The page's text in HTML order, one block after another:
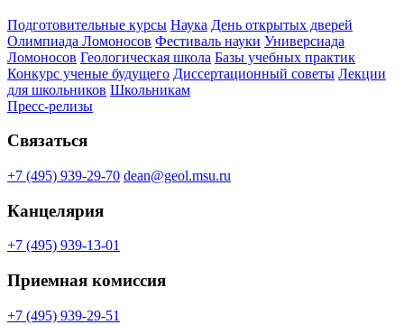
Подготовительные курсы Наука День открытых дверей
Олимпиада Ломоносов Фестиваль науки Универсиада
Ломоносов Геологическая школа Базы учебных практик
Конкурс ученые будущего Диссертационный советы Лекции
для школьников Школьникам
Пресс-релизы
Связаться
+7 (495) 939-29-70 dean@geol.msu.ru
Канцелярия
+7 (495) 939-13-01
Приемная комиссия
+7 (495) 939-29-51